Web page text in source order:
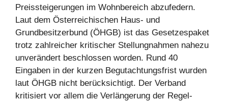
Preissteigerungen im Wohnbereich abzufedern.
Laut dem Österreichischen Haus- und
Grundbesitzerbund (ÖHGB) ist das Gesetzespaket
trotz zahlreicher kritischer Stellungnahmen nahezu
unverändert beschlossen worden. Rund 40
Eingaben in der kurzen Begutachtungsfrist wurden
laut ÖHGB nicht berücksichtigt. Der Verband
kritisiert vor allem die Verlängerung der Regel-